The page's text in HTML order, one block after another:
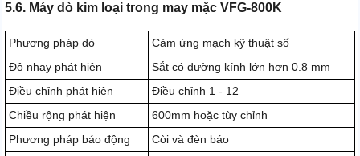
5.6. Máy dò kim loại trong may mặc VFG-800K
Phương pháp dò
Cảm ứng mạch kỹ thuật số
Độ nhạy phát hiện
Sắt có đường kính lớn hơn 0.8 mm
Điều chỉnh phát hiện
Điều chỉnh 1 - 12
Chiều rộng phát hiện
600mm hoặc tùy chỉnh
Phương pháp báo động
Còi và đèn báo